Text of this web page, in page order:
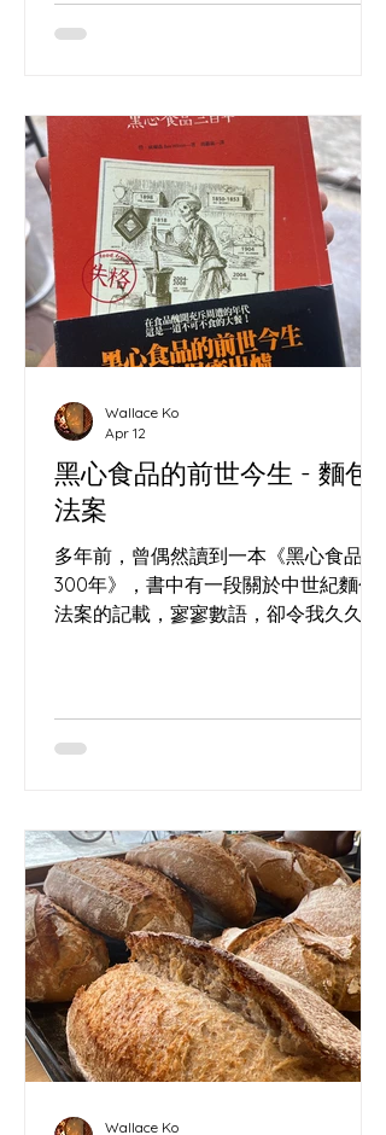
黑心食品的前世今生 - 麵包
法案
多年前，曾偶然讀到一本《黑心食品
300年》，書中有一段關於中世紀麵包
法案的記載，寥寥數語，卻令我久久難
Wallace Ko
Apr 12
Wallace Ko